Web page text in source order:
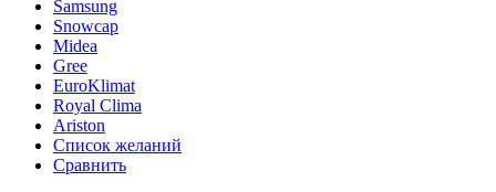
Samsung
Snowcap
Midea
Gree
EuroKlimat
Royal Clima
Ariston
Список желаний
Сравнить